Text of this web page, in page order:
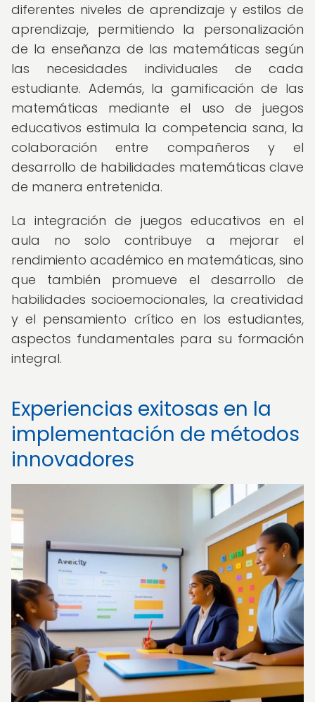
diferentes niveles de aprendizaje y estilos de
aprendizaje, permitiendo la personalización
de la enseñanza de las matemáticas según
las necesidades individuales de cada
estudiante. Además, la gamificación de las
matemáticas mediante el uso de juegos
educativos estimula la competencia sana, la
colaboración entre compañeros y el
desarrollo de habilidades matemáticas clave
de manera entretenida.
La integración de juegos educativos en el
aula no solo contribuye a mejorar el
rendimiento académico en matemáticas, sino
que también promueve el desarrollo de
habilidades socioemocionales, la creatividad
y el pensamiento crítico en los estudiantes,
aspectos fundamentales para su formación
integral.
Experiencias exitosas en la
implementación de métodos
innovadores